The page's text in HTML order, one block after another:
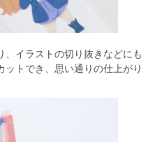
イラストの切り抜きなどにも
トでき、思い通りの仕上がり